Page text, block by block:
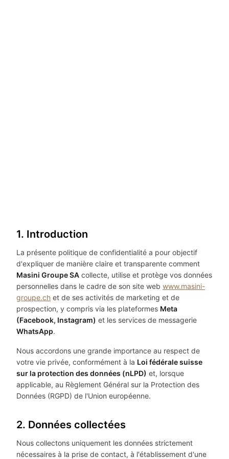
1. Introduction
La présente politique de confidentialité a pour objectif
d'expliquer de manière claire et transparente comment
Masini Groupe SA collecte, utilise et protège vos données
personnelles dans le cadre de son site web www.masini-
groupe.ch et de ses activités de marketing et de
prospection, y compris via les plateformes Meta
(Facebook, Instagram) et les services de messagerie
WhatsApp.
Nous accordons une grande importance au respect de
votre vie privée, conformément à la Loi fédérale suisse
sur la protection des données (nLPD) et, lorsque
applicable, au Règlement Général sur la Protection des
Données (RGPD) de l'Union européenne.
2. Données collectées
Nous collectons uniquement les données strictement
nécessaires à la prise de contact, à l'établissement d'une